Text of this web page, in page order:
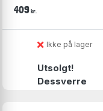
409 kr.
Ikke på lager
Utsolgt!
Dessverre